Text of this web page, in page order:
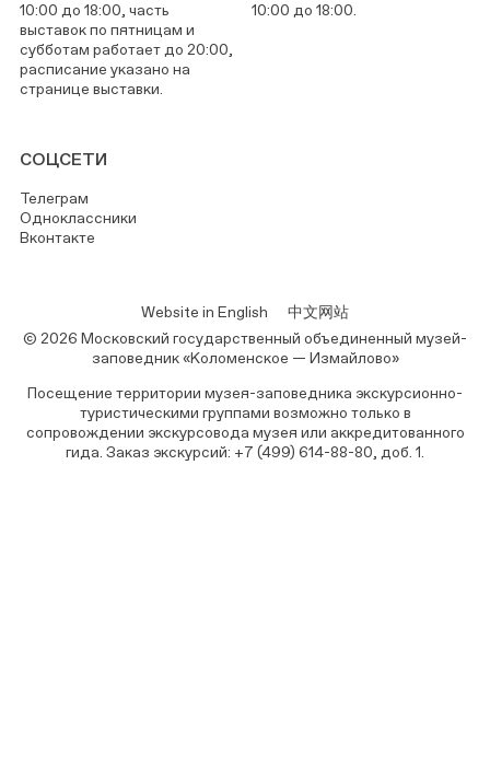
10:00 до 18:00, часть
выставок по пятницам и
субботам работает до 20:00,
расписание указано на
странице выставки.
10:00 до 18:00.
СОЦСЕТИ
Телеграм
Одноклассники
Вконтакте
Website in English
中文网站
© 2026 Московский государственный объединенный музей-
заповедник «Коломенское — Измайлово»
Посещение территории музея-заповедника экскурсионно-
туристическими группами возможно только в
сопровождении экскурсовода музея или аккредитованного
гида. Заказ экскурсий: +7 (499) 614-88-80, доб. 1.